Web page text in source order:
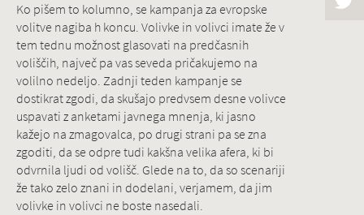
Ko pišem to kolumno, se kampanja za evropske
volitve nagiba h koncu. Volivke in volivci imate že v
tem tednu možnost glasovati na predčasnih
voliščih, največ pa vas seveda pričakujemo na
volilno nedeljo. Zadnji teden kampanje se
dostikrat zgodi, da skušajo predvsem desne volivce
uspavati z anketami javnega mnenja, ki jasno
kažejo na zmagovalca, po drugi strani pa se zna
zgoditi, da se odpre tudi kakšna velika afera, ki bi
odvrnila ljudi od volišč. Glede na to, da so scenariji
že tako zelo znani in dodelani, verjamem, da jim
volivke in volivci ne boste nasedali.